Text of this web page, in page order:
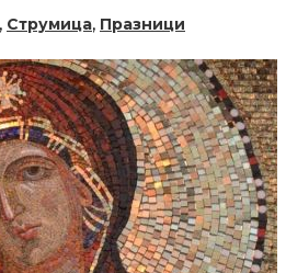
, Струмица, Празници